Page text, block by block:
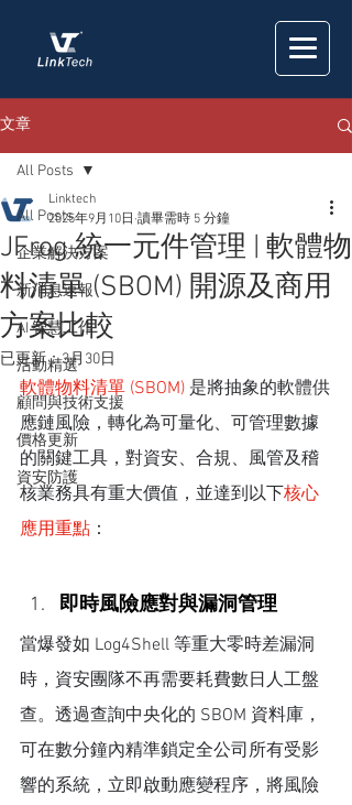
文章
All Posts
企業解決方案
新消息速報
AI 智慧工作
活動精選
顧問與技術支援
價格更新
資安防護
All Posts
JFrog 統一元件管理 | 軟體物
料清單 (SBOM) 開源及商用
方案比較
Linktech
2025年9月10日 讀畢需時 5 分鐘
已更新：3月30日
軟體物料清單 (SBOM) 是將抽象的軟體供
應鏈風險，轉化為可量化、可管理數據
的關鍵工具，對資安、合規、風管及稽
核業務具有重大價值，並達到以下核心
應用重點 ：
即時風險應對與漏洞管理
當爆發如 Log4Shell 等重大零時差漏洞
時，資安團隊不再需要耗費數日人工盤
查。透過查詢中央化的 SBOM 資料庫，
可在數分鐘內精準鎖定全公司所有受影
響的系統，立即啟動應變程序，將風險